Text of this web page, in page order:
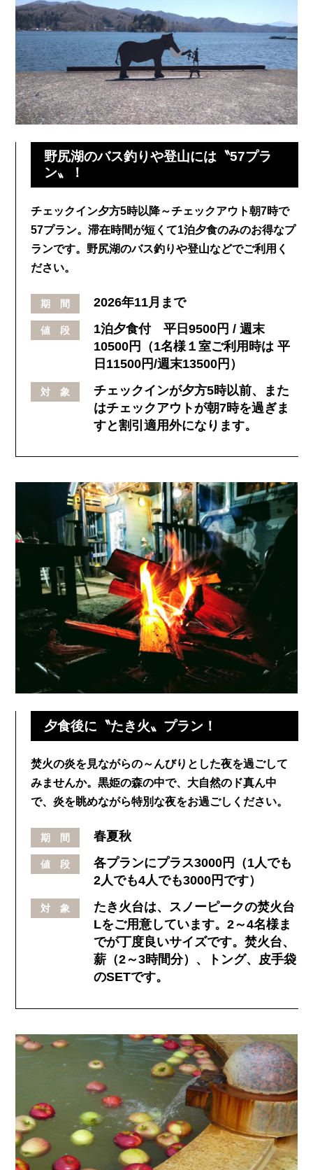
野尻湖のバス釣りや登山には〝57プラ
ン〟！
チェックイン夕方5時以降～チェックアウト朝7時で
57プラン。滞在時間が短くて1泊夕食のみのお得なプ
ランです。野尻湖のバス釣りや登山などでご利用く
ださい。
期 間 2026年11月まで
値 段
1泊夕食付 平日9500円 / 週末
10500円（1名様１室ご利用時は 平
日11500円/週末13500円）
対 象
チェックインが夕方5時以前、また
はチェックアウトが朝7時を過ぎま
すと割引適用外になります。
夕食後に〝たき火〟プラン！
焚火の炎を見ながらの～んびりとした夜を過ごして
みませんか。黒姫の森の中で、大自然のド真ん中
で、炎を眺めながら特別な夜をお過ごしください。
期 間 春夏秋
値 段
各プランにプラス3000円（1人でも
2人でも4人でも3000円です）
対 象
たき火台は、スノーピークの焚火台
Lをご用意しています。2～4名様ま
でが丁度良いサイズです。焚火台、
薪（2～3時間分）、トング、皮手袋
のSETです。